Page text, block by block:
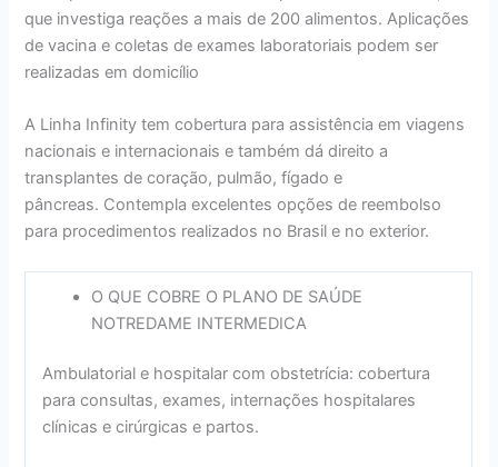
que investiga reações a mais de 200 alimentos. Aplicações
de vacina e coletas de exames laboratoriais podem ser
realizadas em domicílio
A Linha Infinity tem cobertura para assistência em viagens
nacionais e internacionais e também dá direito a
transplantes de coração, pulmão, fígado e
pâncreas. Contempla excelentes opções de reembolso
para procedimentos realizados no Brasil e no exterior.
O QUE COBRE O PLANO DE SAÚDE
NOTREDAME INTERMEDICA
Ambulatorial e hospitalar com obstetrícia: cobertura
para consultas, exames, internações hospitalares
clínicas e cirúrgicas e partos.